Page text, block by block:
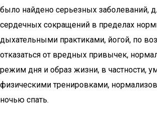
было найдено серьезных заболеваний,
сердечных сокращений в пределах
дыхательными практиками, йогой, по
отказаться от вредных привычек,
режим дня и образ жизни, в частности,
физическими тренировками,
ночью спать.